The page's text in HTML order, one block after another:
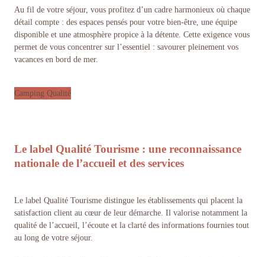
Au fil de votre séjour, vous profitez d’un cadre harmonieux où chaque
détail compte : des espaces pensés pour votre bien-être, une équipe
disponible et une atmosphère propice à la détente. Cette exigence vous
permet de vous concentrer sur l’essentiel : savourer pleinement vos
vacances en bord de mer.
Camping Qualité
Le label Qualité Tourisme : une reconnaissance
nationale de l’accueil et des services
Le label Qualité Tourisme distingue les établissements qui placent la
satisfaction client au cœur de leur démarche. Il valorise notamment la
qualité de l’accueil, l’écoute et la clarté des informations fournies tout
au long de votre séjour.